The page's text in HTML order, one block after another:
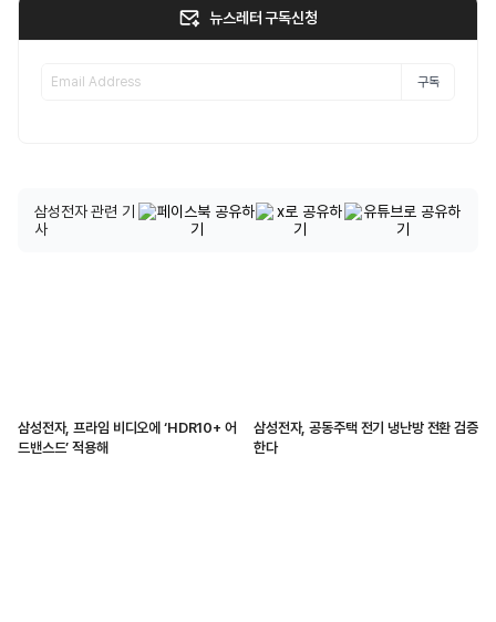
뉴스레터 구독신청
구독
삼성전자 관련 기
사
삼성전자, 프라임 비디오에 ‘HDR10+ 어
드밴스드’ 적용해
삼성전자, 공동주택 전기 냉난방 전환 검증
한다